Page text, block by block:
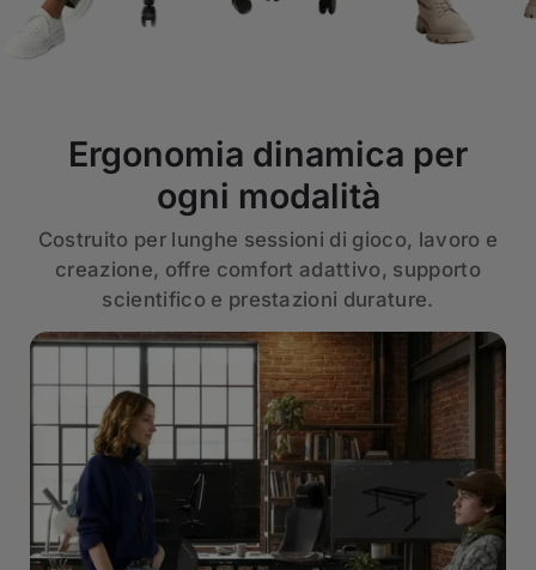
Ergonomia dinamica per
ogni modalità
Costruito per lunghe sessioni di gioco, lavoro e
creazione, offre comfort adattivo, supporto
scientifico e prestazioni durature.